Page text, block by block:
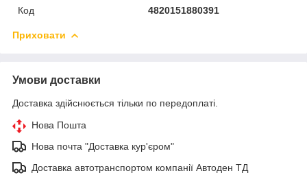
Код
4820151880391
Приховати
Умови доставки
Доставка здійснюється тільки по передоплаті.
Нова Пошта
Нова почта "Доставка кур'єром"
Доставка автотранспортом компанії Автоден ТД